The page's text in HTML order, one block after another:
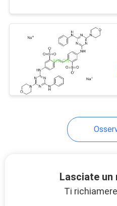
CHIEDI
PREVENTIVO
Lasciate un
Ti